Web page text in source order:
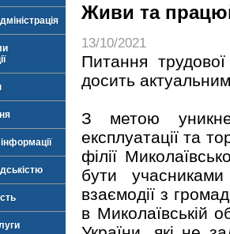
Живи та
13/10/2021
Питання
досить
З метою
експлуатації та
філії
бути
взаємодії з
в Миколаївській